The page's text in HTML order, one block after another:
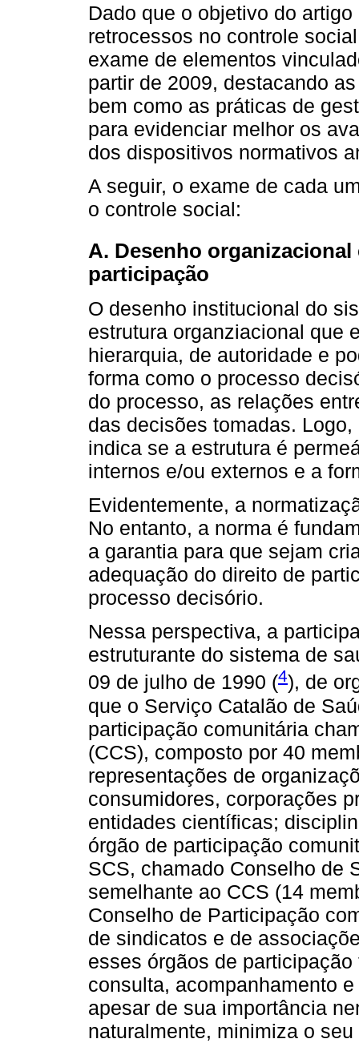
Dado que o objetivo do
retrocessos no controle
exame de elementos
partir de 2009, destacando
bem como as práticas de
para evidenciar melhor os
dos dispositivos normativos
A seguir, o exame de cada
o controle social:
A. Desenho
participação
O desenho institucional do
estrutura organziacional que
hierarquia, de autoridade e
forma como o processo
do processo, as relações
das decisões tomadas.
indica se a estrutura é
internos e/ou externos e a
Evidentemente, a
No entanto, a norma é
a garantia para que sejam
adequação do direito de
processo decisório.
Nessa perspectiva, a
estruturante do sistema de
09 de julho de 1990 (4), de
que o Serviço Catalão de
participação comunitária
(CCS), composto por 40
representações de
consumidores, corporações
entidades científicas;
órgão de participação
SCS, chamado Conselho de
semelhante ao CCS (14
Conselho de Participação
de sindicatos e de
esses órgãos de
consulta, acompanhamento
apesar de sua importância
naturalmente, minimiza o